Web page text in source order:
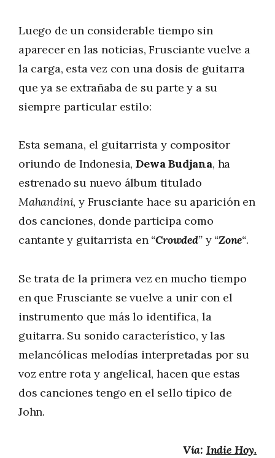
Luego de un considerable tiempo sin
aparecer en las noticias, Frusciante vuelve a
la carga, esta vez con una dosis de guitarra
que ya se extrañaba de su parte y a su
siempre particular estilo:
Esta semana, el guitarrista y compositor
oriundo de Indonesia,Dewa Budjana, ha
estrenado su nuevo álbum titulado
Mahandini, y Frusciante hace su aparición en
dos canciones, donde participa como
cantante y guitarrista en “Crowded”y “Zone“.
Se trata de la primera vez en mucho tiempo
en que Frusciante se vuelve a unir con el
instrumento que más lo identifica, la
guitarra. Su sonido característico, y las
melancólicas melodías interpretadas por su
voz entre rota y angelical, hacen que estas
dos canciones tengo en el sello típico de
John.
Vía: Indie Hoy.